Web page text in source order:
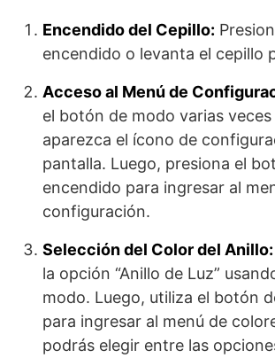
Encendido del Cepillo:
encendido o levanta el cepillo
Acceso al Menú de
el botón de modo varias
aparezca el ícono de
pantalla. Luego, presiona el
encendido para ingresar al
configuración.
Selección del Color del Anillo:
la opción “Anillo de Luz”
modo. Luego, utiliza el botón
para ingresar al menú de
podrás elegir entre las